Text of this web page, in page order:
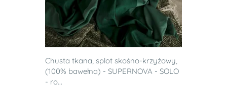
Chusta tkana, splot skośno-krzyżowy,
(100% bawełna) - SUPERNOVA - SOLO
- ro...